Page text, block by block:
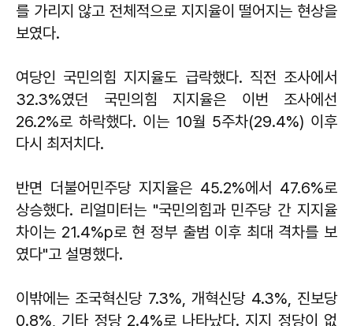
를 가리지 않고 전체적으로 지지율이 떨어지는 현상을
보였다.
여당인 국민의힘 지지율도 급락했다. 직전 조사에서
32.3%였던 국민의힘 지지율은 이번 조사에선
26.2%로 하락했다. 이는 10월 5주차(29.4%) 이후
다시 최저치다.
반면 더불어민주당 지지율은 45.2%에서 47.6%로
상승했다. 리얼미터는 "국민의힘과 민주당 간 지지율
차이는 21.4%p로 현 정부 출범 이후 최대 격차를 보
였다"고 설명했다.
이밖에는 조국혁신당 7.3%, 개혁신당 4.3%, 진보당
0.8%, 기타 정당 2.4%로 나타났다. 지지 정당이 없